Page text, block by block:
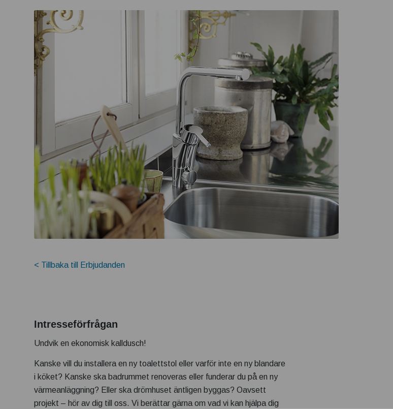
< Tillbaka till Erbjudanden
Intresseförfrågan
Undvik en ekonomisk kalldusch!
Kanske vill du installera en ny toalettstol eller varför inte en ny blandare
i köket? Kanske ska badrummet renoveras eller funderar du på en ny
värmeanläggning? Eller ska drömhuset äntligen byggas? Oavsett
projekt – hör av dig till oss. Vi berättar gärna om vad vi kan hjälpa dig